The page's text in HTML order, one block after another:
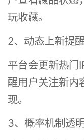
玩收藏。
2、动态上新提醒
平台会更新热门
醒用户关注新内
现。
3、概率机制透明